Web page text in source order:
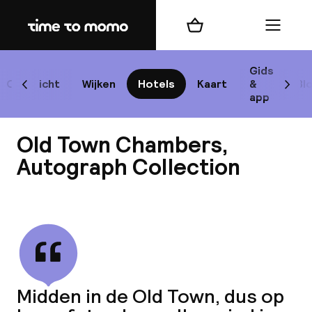
Home
Overzicht Wijken Hotels Kaart
Gids
&
app
Scroll naar links
Winkelmand Menu
Old Town Chambers,
Autograph Collection
Midden in de Old Town, dus op